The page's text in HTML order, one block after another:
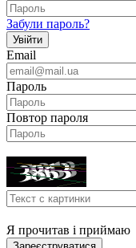
Забули пароль?
Увійти
Email
Пароль
Повтор пароля
Я прочитав і приймаю